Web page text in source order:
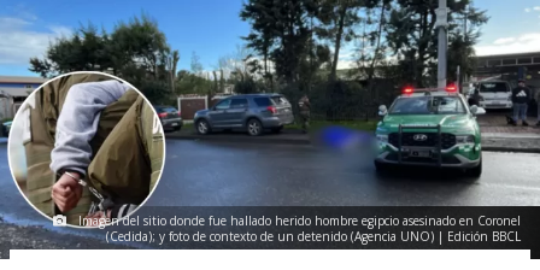
Imagen del sitio donde fue hallado herido hombre egipcio asesinado en Coronel
(Cedida); y foto de contexto de un detenido (Agencia UNO) | Edición BBCL